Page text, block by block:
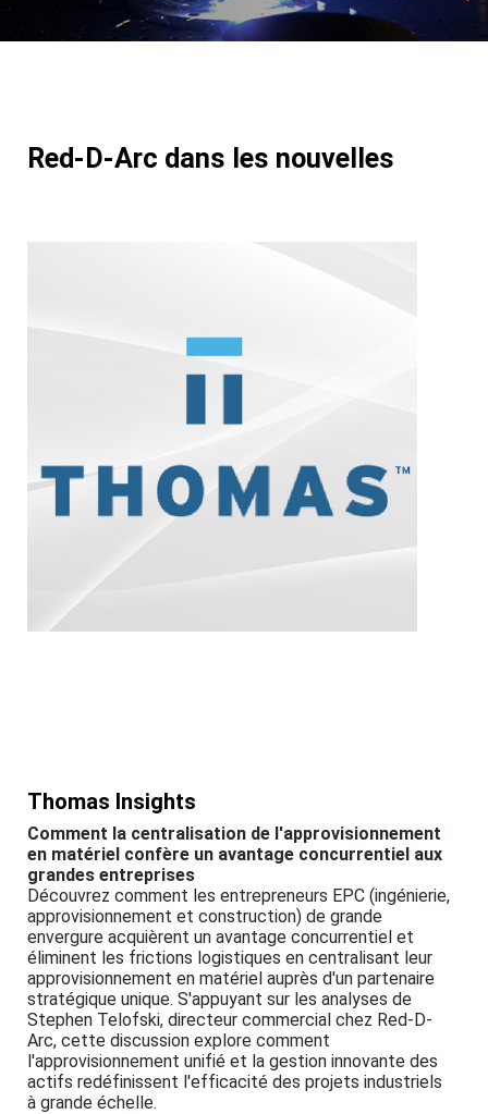
Red-D-Arc dans les nouvelles
Thomas Insights
Comment la centralisation de l'approvisionnement
en matériel confère un avantage concurrentiel aux
grandes entreprises
Découvrez comment les entrepreneurs EPC (ingénierie,
approvisionnement et construction) de grande
envergure acquièrent un avantage concurrentiel et
éliminent les frictions logistiques en centralisant leur
approvisionnement en matériel auprès d'un partenaire
stratégique unique. S'appuyant sur les analyses de
Stephen Telofski, directeur commercial chez Red-D-
Arc, cette discussion explore comment
l'approvisionnement unifié et la gestion innovante des
actifs redéfinissent l'efficacité des projets industriels
à grande échelle.